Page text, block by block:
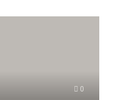
0